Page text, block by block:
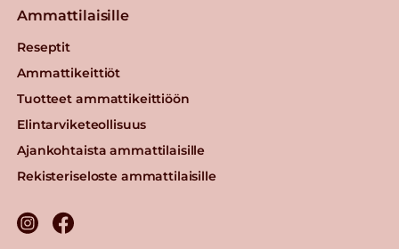
Ammattilaisille
Reseptit
Ammattikeittiöt
Tuotteet ammattikeittiöön
Elintarviketeollisuus
Ajankohtaista ammattilaisille
Rekisteriseloste ammattilaisille